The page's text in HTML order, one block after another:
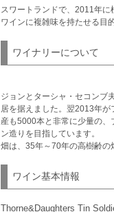
スワートランドで、2011年に
ワインに複雑味を持たせる目
ワイナリーについて
ジョンとターシャ・セコンブ
居を据えました。翌2013年
産も5000本と非常に少量の
ン造りを目指しています。
畑は、35年～70年の高樹齢の
ワイン基本情報
Thorne&Daughters Tin